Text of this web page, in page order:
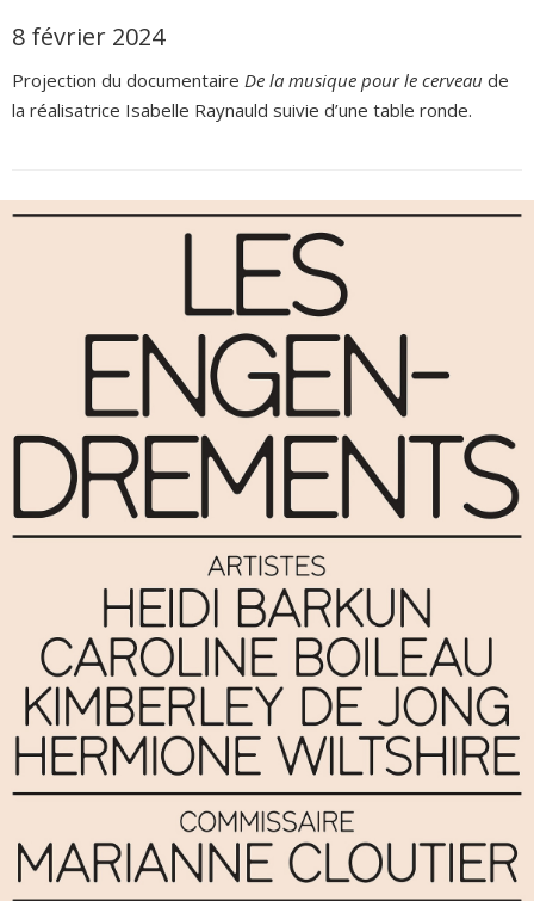
8 février 2024
Projection du documentaire De la musique pour le cerveau de
la réalisatrice Isabelle Raynauld suivie d’une table ronde.